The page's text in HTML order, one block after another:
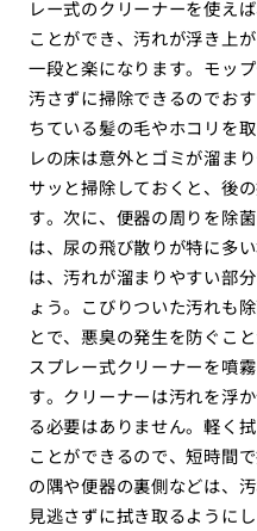
レー式のクリーナーを使え
ことができ、汚れが浮き上
一段と楽になります。モッ
汚さずに掃除できるのでお
ちている髪の毛やホコリを
レの床は意外とゴミが溜ま
サッと掃除しておくと、後
す。次に、便器の周りを除
は、尿の飛び散りが特に多
は、汚れが溜まりやすい部
ょう。こびりついた汚れも
とで、悪臭の発生を防ぐこ
スプレー式クリーナーを噴
す。クリーナーは汚れを浮
る必要はありません。軽く
ことができるので、短時間
の隅や便器の裏側などは、
見逃さずに拭き取るように